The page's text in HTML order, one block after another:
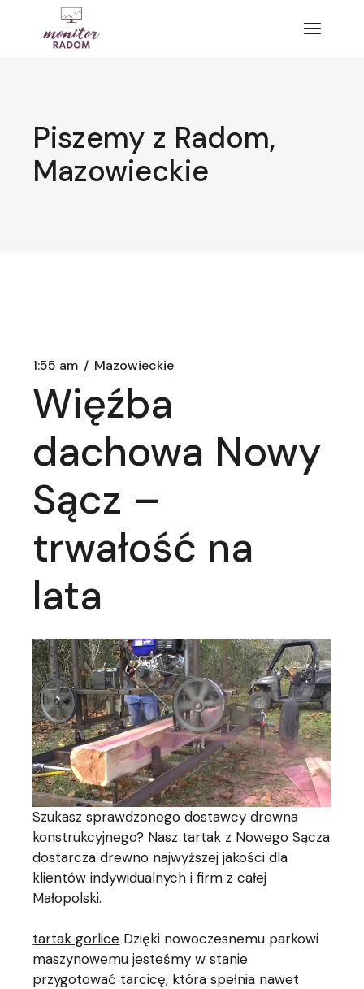
Piszemy z Radom,
Mazowieckie
1:55 am Mazowieckie
Więźba
dachowa Nowy
Sącz –
trwałość na
lata
Szukasz sprawdzonego dostawcy drewna
konstrukcyjnego? Nasz tartak z Nowego Sącza
dostarcza drewno najwyższej jakości dla
klientów indywidualnych i firm z całej
Małopolski.
tartak gorlice Dzięki nowoczesnemu parkowi
maszynowemu jesteśmy w stanie
przygotować tarcicę, która spełnia nawet